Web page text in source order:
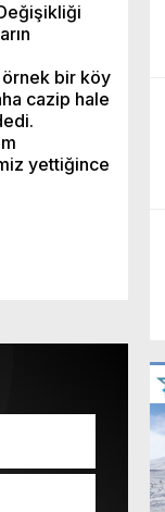
örnek bir köy
cazip hale
yettiğince